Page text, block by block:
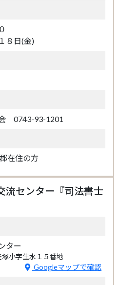
０
８日(金)
0743-93-1201
在住の方
流センター『司法書士
ター
小字生水１５番地
Googleマップで確認